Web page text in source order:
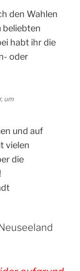
den Wahlen
beliebten
habt ihr die
oder
um
und auf
vielen
die